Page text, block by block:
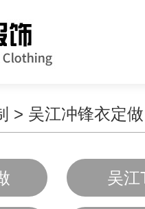
> 吴江冲锋衣定做
吴江